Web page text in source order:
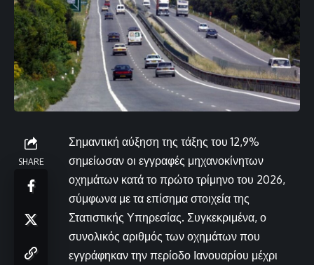
SHARE
Σημαντική αύξηση της τάξης του 12,9%
σημείωσαν οι εγγραφές μηχανοκίνητων
οχημάτων κατά το πρώτο τρίμηνο του 2026,
σύμφωνα με τα επίσημα στοιχεία της
Στατιστικής Υπηρεσίας. Συγκεκριμένα, ο
συνολικός αριθμός των οχημάτων που
εγγράφηκαν την περίοδο Ιανουαρίου μέχρι